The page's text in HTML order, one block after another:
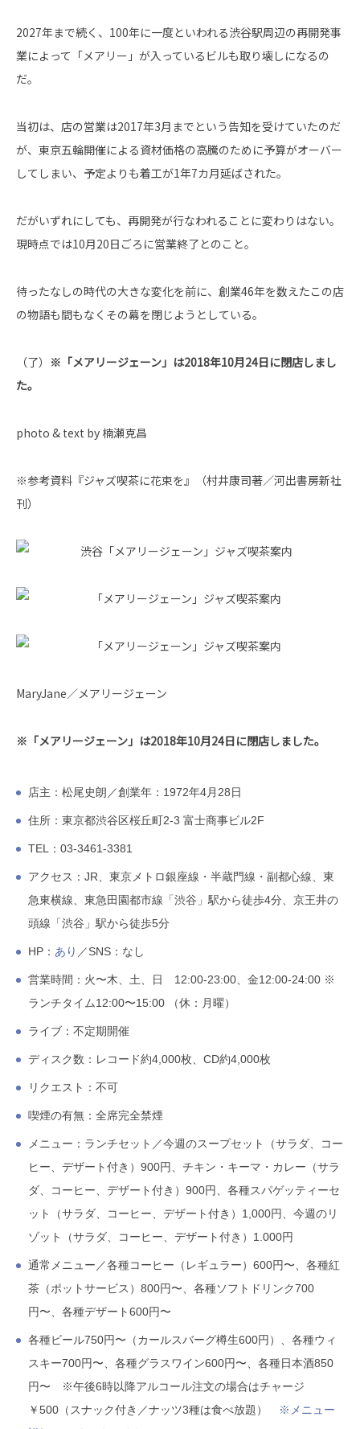
2027年まで続く、100年に一度といわれる渋谷駅周辺の再開発事
業によって「メアリー」が入っているビルも取り壊しになるの
だ。
当初は、店の営業は2017年3月までという告知を受けていたのだ
が、東京五輪開催による資材価格の高騰のために予算がオーバー
してしまい、予定よりも着工が1年7カ月延ばされた。
だがいずれにしても、再開発が行なわれることに変わりはない。
現時点では10月20日ごろに営業終了とのこと。
待ったなしの時代の大きな変化を前に、創業46年を数えたこの店
の物語も間もなくその幕を閉じようとしている。
（了） ※「メアリージェーン」は2018年10月24日に閉店しまし
た。
photo & text by 楠瀬克昌
※参考資料『ジャズ喫茶に花束を』（村井康司著／河出書房新社
刊）
MaryJane／メアリージェーン
※「メアリージェーン」は2018年10月24日に閉店しました。
店主：松尾史朗／創業年：1972年4月28日
住所：東京都渋谷区桜丘町2-3 富士商事ビル2F
TEL：03-3461-3381
アクセス：JR、東京メトロ銀座線・半蔵門線・副都心線、東
急東横線、東急田園都市線「渋谷」駅から徒歩4分、京王井の
頭線「渋谷」駅から徒歩5分
HP： あり ／SNS：なし
営業時間：火〜木、土、日 12:00-23:00、金12:00-24:00 ※
ランチタイム12:00〜15:00 （休：月曜）
ライブ：不定期開催
ディスク数：レコード約4,000枚、CD約4,000枚
リクエスト：不可
喫煙の有無：全席完全禁煙
メニュー：ランチセット／今週のスープセット（サラダ、コー
ヒー、デザート付き）900円、チキン・キーマ・カレー（サラ
ダ、コーヒー、デザート付き）900円、各種スパゲッティーセ
ット（サラダ、コーヒー、デザート付き）1,000円、今週のリ
ゾット（サラダ、コーヒー、デザート付き）1.000円
通常メニュー／各種コーヒー（レギュラー）600円〜、各種紅
茶（ポットサービス）800円〜、各種ソフトドリンク700
円〜、各種デザート600円〜
各種ビール750円〜（カールスバーグ樽生600円）、各種ウィ
スキー700円〜、各種グラスワイン600円〜、各種日本酒850
円〜 ※午後6時以降アルコール注文の場合はチャージ
￥500（スナック付き／ナッツ3種は食べ放題）
※メニュー